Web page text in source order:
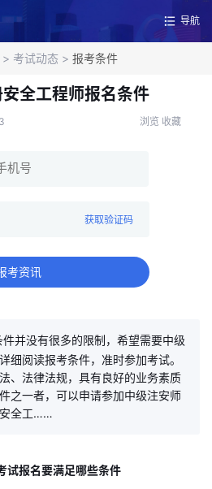
导航
> 考试动态 > 报考条件
全工程师报名条件
浏览 收藏
获取验证码
考资讯
并没有很多的限制，希望需要中级
细阅读报考条件，准时参加考试。
、法律法规，具有良好的业务素质
之一者，可以申请参加中级注安师
安全工……
试报名要满足哪些条件